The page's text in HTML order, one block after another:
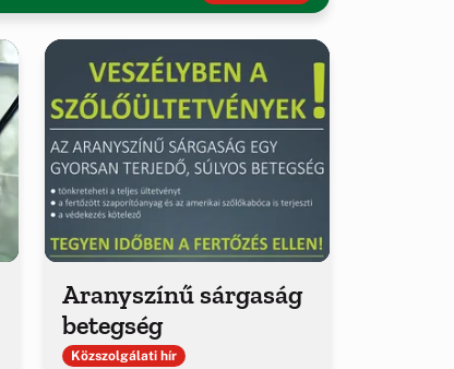
Aranyszínű sárgaság
betegség
Közszolgálati hír